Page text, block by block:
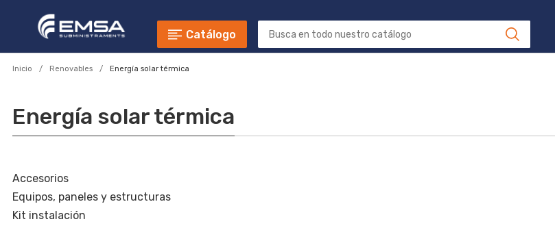
Catálogo
Inicio Renovables Energía solar térmica
Energía solar térmica
Accesorios
Equipos, paneles y estructuras
Kit instalación